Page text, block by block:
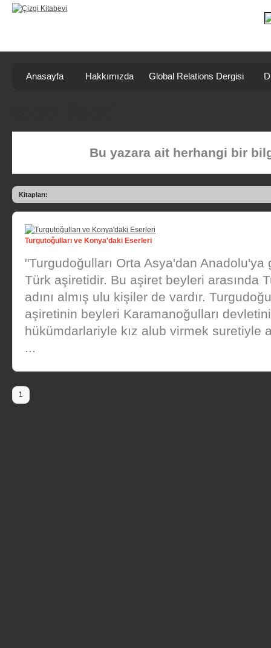
Anasayfa Hakkımızda Global Relations Dergisi
Bu yazara ait herhangi bir
Kitapları:
Turgutoğulları ve Konya'daki Eserleri
"Turgudoğulları Orta Asya'dan Anadolu'ya
Türk aşiretidir. Bu aşiret beyleri arasında
adını almış ulu kişiler de vardır.
aşiretinin beyleri Karamanoğulları
hükümdarlariyle kız alub virmek suretiyle
...
1